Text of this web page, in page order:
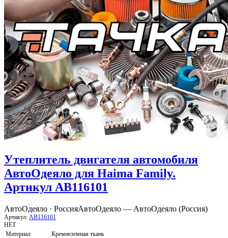
Утеплитель двигателя автомобиля
АвтоОдеяло для Haima Family.
Артикул AB116101
АвтоОдеяло · РоссияАвтоОдеяло — АвтоОдеяло (Россия)
Артикул: AB116101
НЕТ
Материал
Кремнеземная ткань